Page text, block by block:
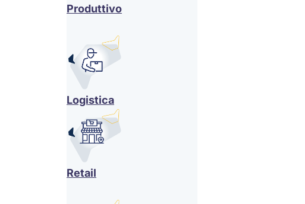
Produttivo
Logistica
Retail